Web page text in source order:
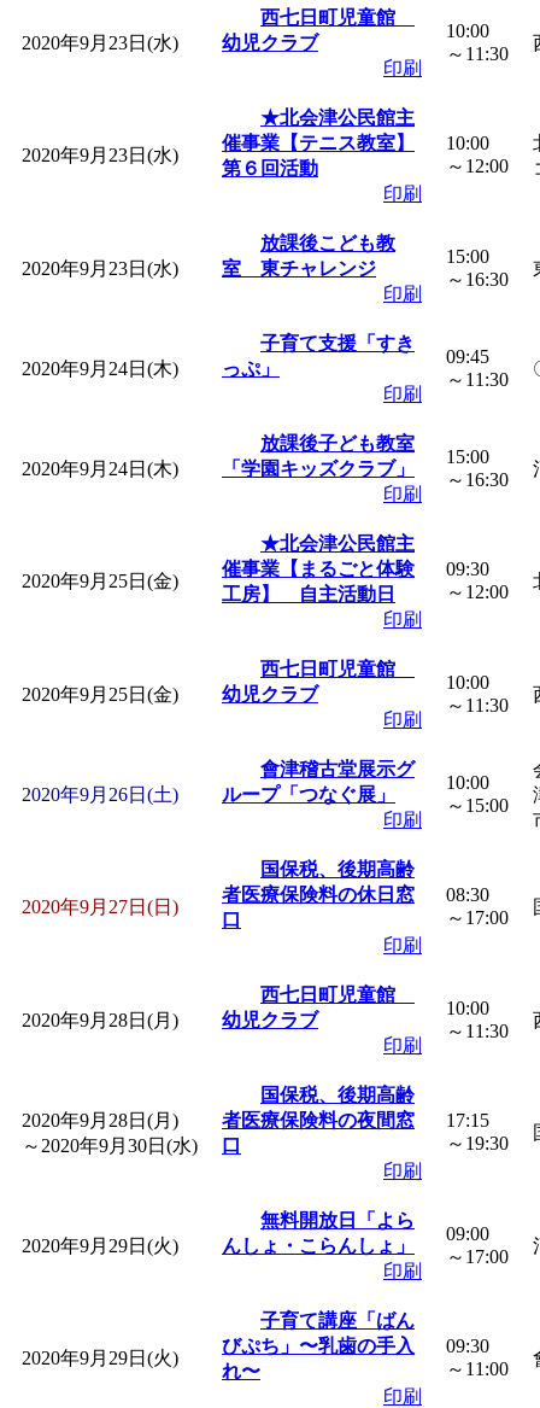
2020年9月23日(水)
西七日町児童館
幼児クラブ
印刷
10:00
～11:30
2020年9月23日(水)
★北会津公民館主
催事業【テニス教室】
第６回活動
印刷
10:00
～12:00
2020年9月23日(水)
放課後こども教
室 東チャレンジ
印刷
15:00
～16:30
2020年9月24日(木)
子育て支援「すき
っぷ」
印刷
09:45
～11:30
2020年9月24日(木)
放課後子ども教室
「学園キッズクラブ」
印刷
15:00
～16:30
2020年9月25日(金)
★北会津公民館主
催事業【まるごと体験
工房】 自主活動日
印刷
09:30
～12:00
2020年9月25日(金)
西七日町児童館
幼児クラブ
印刷
10:00
～11:30
2020年9月26日(土)
會津稽古堂展示グ
ループ「つなぐ展」
印刷
10:00
～15:00
2020年9月27日(日)
国保税、後期高齢
者医療保険料の休日窓
口
印刷
08:30
～17:00
2020年9月28日(月)
西七日町児童館
幼児クラブ
印刷
10:00
～11:30
2020年9月28日(月)
～ 2020年9月30日(水)
国保税、後期高齢
者医療保険料の夜間窓
口
印刷
17:15
～19:30
2020年9月29日(火)
無料開放日「よら
んしょ・こらんしょ」
印刷
09:00
～17:00
2020年9月29日(火)
子育て講座「ばん
びぷち」〜乳歯の手入
れ〜
印刷
09:30
～11:00